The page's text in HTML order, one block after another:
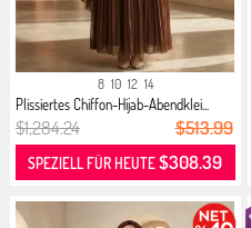
8 10 12 14
Plissiertes Chiffon-Hijab-Abendklei...
$1,284.24 $513.99
SPEZIELL FÜR HEUTE$308.39